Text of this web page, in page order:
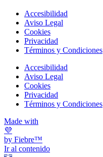
Accesibilidad
Aviso Legal
Cookies
Privacidad
Términos y Condiciones
Accesibilidad
Aviso Legal
Cookies
Privacidad
Términos y Condiciones
Made with
💜
by Fiebre™
Ir al contenido